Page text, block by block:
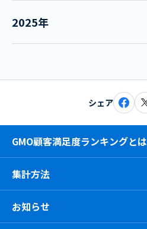
2025年
シェア
GMO顧客満足度ランキングとは
集計方法
お知らせ